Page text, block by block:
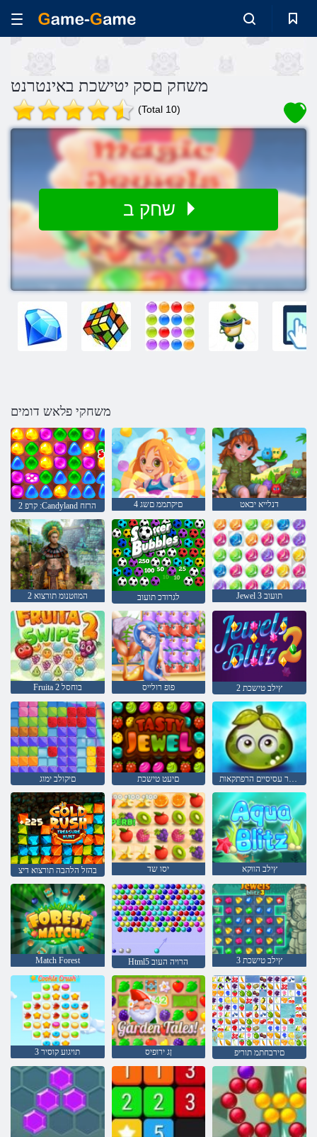
משחק םסק יטישכת באינטרנט
(Total 10)
משחקי פלאש דומים
2 קרפ :Candyland הרזח 4 םיקתממ םשג דנלייא יבאט
2 המוזטנומ תורצוא לגרודכ תועוב Jewel 3 תועוב
Fruita 2 בוחסל פופ רולייס 2 ץילב טישכת
םיקולב ימוג םיעט טישכת פירות יער עסיסיים הרפתקאות
בהזל הלהבה תורצוא דיצ יסו שד ץילב הווקא
Match Forest Html5 הרויה העוב 3 ץילב טישכת
3 תויגוע קוסיר ןג ירופיס םירבחתמ תוריפ